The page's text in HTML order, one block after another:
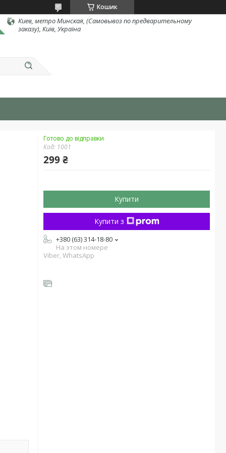
Кошик
Киев, метро Минская, (Самовывоз по предварительному
заказу), Київ, Україна
Готово до відправки
Код: 1001
299 ₴
Купити
Купити з
+380 (63) 314-18-80
На этом номере
Viber, WhatsApp